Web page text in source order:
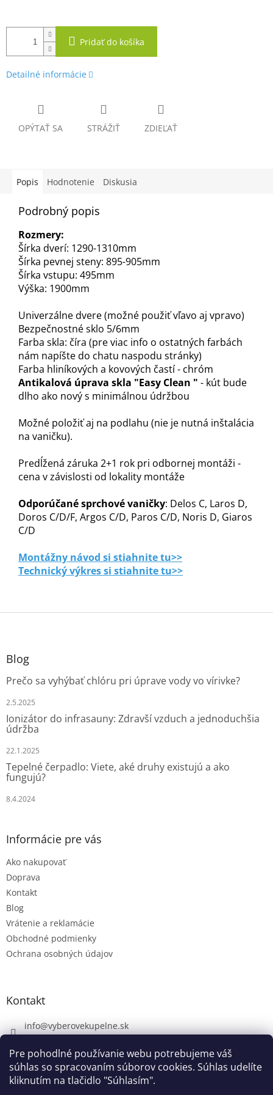
Pre pohodlné používanie webu potrebujeme váš
súhlas so spracovaním súborov cookies. Súhlas udelíte
kliknutím na tlačidlo "Súhlasím".
Pridať do košíka
Detailné informácie
OPÝTAŤ SA STRÁŽIŤ ZDIEĽAŤ
Popis Hodnotenie Diskusia
Podrobný popis
Rozmery:
Šírka dverí: 1290-1310mm
Šírka pevnej steny: 895-905mm
Šírka vstupu: 495mm
Výška: 1900mm
Univerzálne dvere (možné použiť vľavo aj vpravo)
Bezpečnostné sklo 5/6mm
Farba skla: číra (pre viac info o ostatných farbách
nám napíšte do chatu naspodu stránky)
Farba hliníkových a kovových častí - chróm
Antikalová úprava skla "Easy Clean " - kút bude
dlho ako nový s minimálnou údržbou
Možné položiť aj na podlahu (nie je nutná inštalácia
na vaničku).
Predĺžená záruka 2+1 rok pri odbornej montáži -
cena v závislosti od lokality montáže
Odporúčané sprchové vaničky: Delos C, Laros D,
Doros C/D/F, Argos C/D, Paros C/D, Noris D, Giaros
C/D
Montážny návod si stiahnite tu>>
Technický výkres si stiahnite tu>>
Z
Blog
Prečo sa vyhýbať chlóru pri úprave vody vo vírivke?
2.5.2025
Ionizátor do infrasauny: Zdravší vzduch a jednoduchšia
údržba
22.1.2025
Tepelné čerpadlo: Viete, aké druhy existujú a ako
fungujú?
8.4.2024
Informácie pre vás
Ako nakupovať
Doprava
Kontakt
Blog
Vrátenie a reklamácie
Obchodné podmienky
Ochrana osobných údajov
Kontakt
info@vyberovekupelne.sk
https://www.facebook.com/vyberovekoupelny/